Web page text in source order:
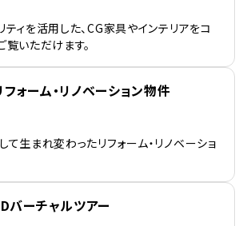
ティを活用した、CG家具やインテリアをコ
覧いただけます。
フォーム・リノベーション物件
て生まれ変わったリフォーム・リノベーショ
バーチャルツアー